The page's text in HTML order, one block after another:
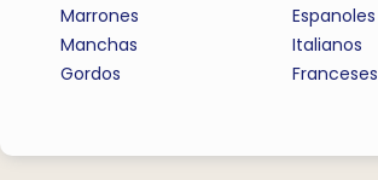
Marrones
Manchas
Gordos
Espanoles
Italianos
Franceses